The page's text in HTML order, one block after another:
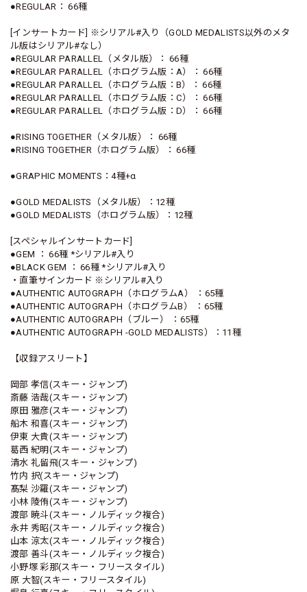
●REGULAR： 66種
[インサートカード] ※シリアル#入り（GOLD MEDALISTS以外のメタ
ル版はシリアル#なし）
●REGULAR PARALLEL（メタル版）： 66種
●REGULAR PARALLEL（ホログラム版：A）： 66種
●REGULAR PARALLEL（ホログラム版：B）： 66種
●REGULAR PARALLEL（ホログラム版：C）： 66種
●REGULAR PARALLEL（ホログラム版：D）： 66種
●RISING TOGETHER（メタル版）： 66種
●RISING TOGETHER（ホログラム版）： 66種
●GRAPHIC MOMENTS：4種+α
●GOLD MEDALISTS（メタル版）：12種
●GOLD MEDALISTS（ホログラム版）：12種
[スペシャルインサートカード]
●GEM ： 66種 *シリアル#入り
●BLACK GEM ： 66種 *シリアル#入り
・直筆サインカード ※シリアル#入り
●AUTHENTIC AUTOGRAPH（ホログラムA） ：65種
●AUTHENTIC AUTOGRAPH（ホログラムB） ：65種
●AUTHENTIC AUTOGRAPH（ブルー） ：65種
●AUTHENTIC AUTOGRAPH -GOLD MEDALISTS）：11種
【収録アスリート】
岡部 孝信(スキー・ジャンプ)
斎藤 浩哉(スキー・ジャンプ)
原田 雅彦(スキー・ジャンプ)
船木 和喜(スキー・ジャンプ)
伊東 大貴(スキー・ジャンプ)
葛西 紀明(スキー・ジャンプ)
清水 礼留飛(スキー・ジャンプ)
竹内 択(スキー・ジャンプ)
髙梨 沙羅(スキー・ジャンプ)
小林 陵侑(スキー・ジャンプ)
渡部 暁斗(スキー・ノルディック複合)
永井 秀昭(スキー・ノルディック複合)
山本 涼太(スキー・ノルディック複合)
渡部 善斗(スキー・ノルディック複合)
小野塚 彩那(スキー・フリースタイル)
原 大智(スキー・フリースタイル)